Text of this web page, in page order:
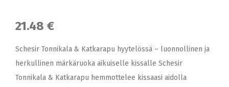
21.48 €
Schesir Tonnikala & Katkarapu hyytelössä – luonnollinen ja
herkullinen märkäruoka aikuiselle kissalle Schesir
Tonnikala & Katkarapu hemmottelee kissaasi aidolla